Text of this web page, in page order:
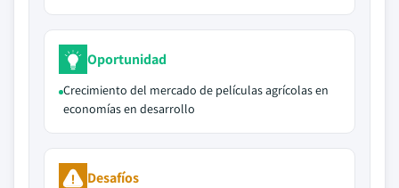
Oportunidad
Crecimiento del mercado de películas agrícolas en
economías en desarrollo
Desafíos